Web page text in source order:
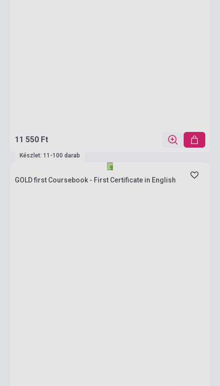
11 550 Ft
Készlet: 11-100 darab
GOLD first Coursebook - First Certificate in English